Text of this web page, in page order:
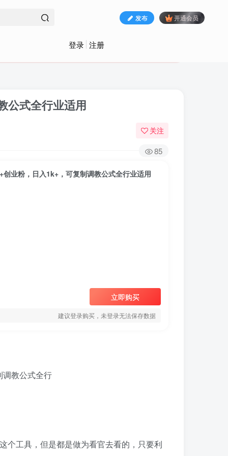
发布 开通会员
登录 注册
公式全行业适用
关注
85
业粉，日入1k+，可复制调教公式全行业适用
立即购买
建议登录购买，未登录无法保存数据
个工具，但是都是做为看官去看的，只要利